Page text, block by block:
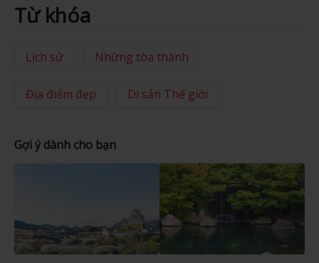
Từ khóa
Lịch sử Những tòa thành
Địa điểm đẹp Di sản Thế giới
Gợi ý dành cho bạn